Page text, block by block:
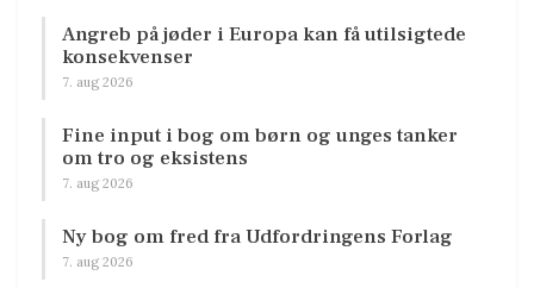
Angreb på jøder i Europa kan få utilsigtede
konsekvenser
7. aug 2026
Fine input i bog om børn og unges tanker
om tro og eksistens
7. aug 2026
Ny bog om fred fra Udfordringens Forlag
7. aug 2026